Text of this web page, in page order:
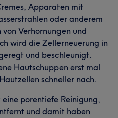
Apparaten mit
oder anderem
Verhornungen und
wird die Zellerneuerung in
und beschleunigt.
Hautschuppen erst mal
schneller nach.
porentiefe Reinigung,
und damit haben